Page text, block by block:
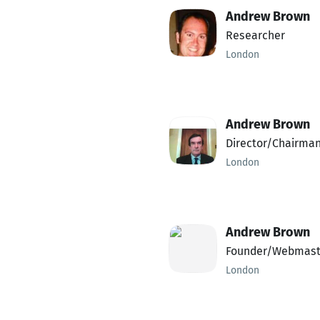
Andrew Brown
Researcher
London
Andrew Brown
Director/
London
Andrew Brown
Founder/
London